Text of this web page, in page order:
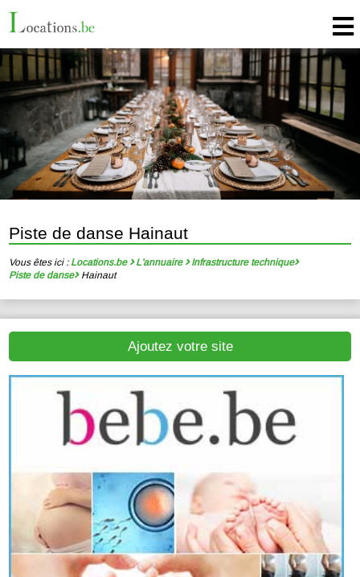
Piste de danse Hainaut
Vous êtes ici : Locations.be L'annuaire
Infrastructure technique
Piste de danse
Hainaut
Ajoutez votre site